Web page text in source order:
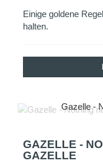
Einige goldene
halten.
Gazelle -
GAZELLE -
GAZELLE